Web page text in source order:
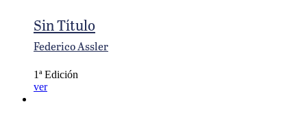
Sin Título
Federico Assler
1ª Edición
ver